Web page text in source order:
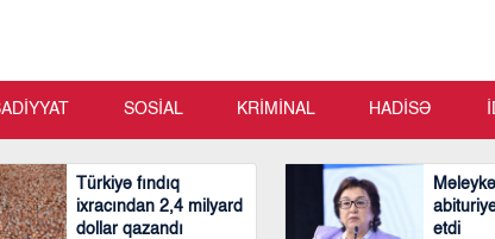
SOSİAL KRİMİNAL HADİSƏ
Türkiyə fındıq
ixracından 2,4 milyard
dollar qazandı
etdi